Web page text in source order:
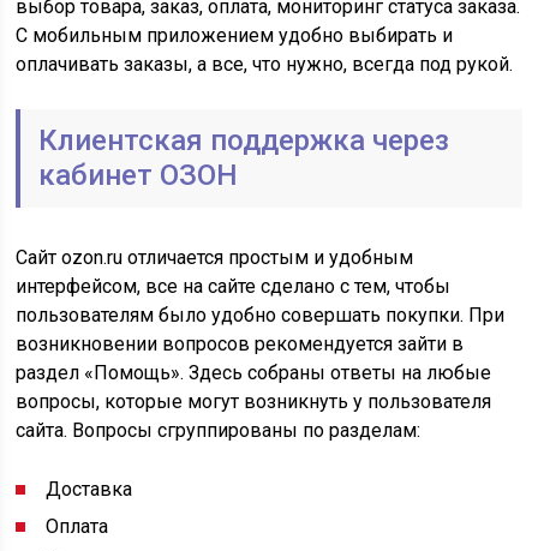
выбор товара, заказ, оплата, мониторинг статуса заказа.
С мобильным приложением удобно выбирать и
оплачивать заказы, а все, что нужно, всегда под рукой.
Клиентская поддержка через
кабинет ОЗОН
Сайт ozon.ru отличается простым и удобным
интерфейсом, все на сайте сделано с тем, чтобы
пользователям было удобно совершать покупки. При
возникновении вопросов рекомендуется зайти в
раздел «Помощь». Здесь собраны ответы на любые
вопросы, которые могут возникнуть у пользователя
сайта. Вопросы сгруппированы по разделам:
Доставка
Оплата